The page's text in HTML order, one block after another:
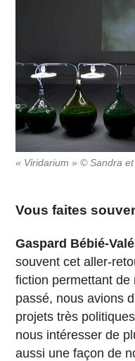
« Viridarium » © Sandra
Vous faites
Gaspard Bébié-
souvent cet aller-
fiction permettant
passé, nous avions
projets très
nous intéresser de
aussi une façon de